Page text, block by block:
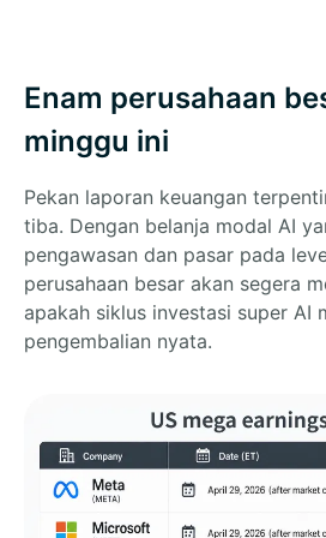
Enam perusahaan
minggu ini
Pekan laporan keuangan
tiba. Dengan belanja modal AI
pengawasan dan pasar pada
perusahaan besar akan segera
apakah siklus investasi super AI
pengembalian nyata.